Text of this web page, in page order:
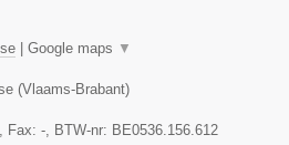
Google maps ▼
(Vlaams-Brabant)
, Fax: -, BTW-nr: BE0536.156.612